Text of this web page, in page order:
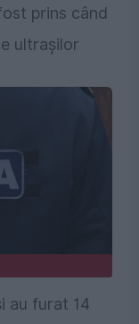
prins când
ultrașilor
au furat 14